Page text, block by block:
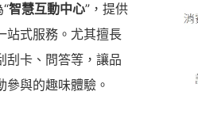
智慧互動中心”，提供
站式服務。尤其擅長
刮卡、問答等，讓品
與的趣味體驗。